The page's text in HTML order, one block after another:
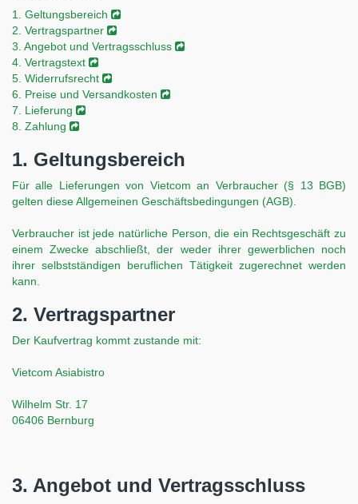
1. Geltungsbereich
2. Vertragspartner
3. Angebot und Vertragsschluss
4. Vertragstext
5. Widerrufsrecht
6. Preise und Versandkosten
7. Lieferung
8. Zahlung
1. Geltungsbereich
Für alle Lieferungen von Vietcom an Verbraucher (§ 13 BGB)
gelten diese Allgemeinen Geschäftsbedingungen (AGB).
Verbraucher ist jede natürliche Person, die ein Rechtsgeschäft zu
einem Zwecke abschließt, der weder ihrer gewerblichen noch
ihrer selbstständigen beruflichen Tätigkeit zugerechnet werden
kann.
2. Vertragspartner
Der Kaufvertrag kommt zustande mit:
Vietcom Asiabistro
Wilhelm Str. 17
06406 Bernburg
3. Angebot und Vertragsschluss